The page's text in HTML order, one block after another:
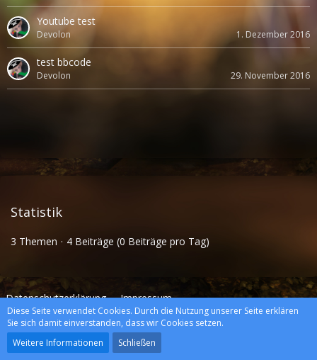
Youtube test
Devolon 1. Dezember 2016
test bbcode
Devolon 29. November 2016
Statistik
3 Themen 4 Beiträge (0 Beiträge pro Tag)
Datenschutzerklärung Impressum
Community-Software:
Diese Seite verwendet Cookies. Durch die Nutzung unserer Seite erklären
Sie sich damit einverstanden, dass wir Cookies setzen.
Weitere Informationen
Schließen